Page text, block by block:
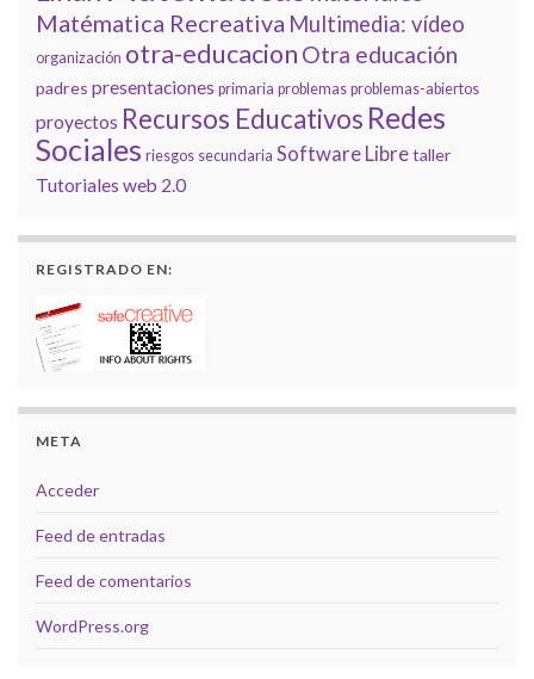
Matématica Recreativa Multimedia: vídeo
organización otra-educacion Otra educación
padres presentaciones primaria problemas problemas-abiertos
proyectos Recursos Educativos Redes
Sociales riesgos secundaria Software Libretaller
Tutoriales web 2.0
REGISTRADO EN:
META
Acceder
Feed de entradas
Feed de comentarios
WordPress.org